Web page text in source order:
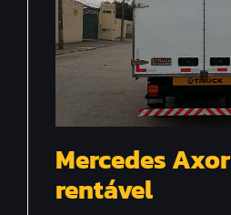
Mercedes
rentável